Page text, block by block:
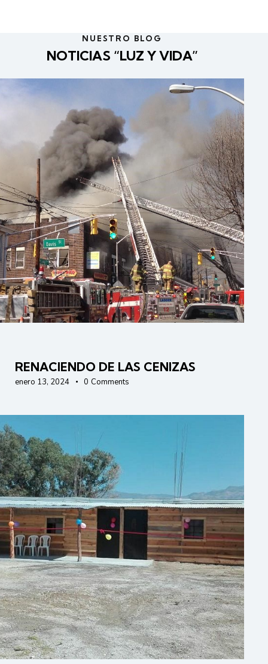
NUESTRO BLOG
NOTICIAS “LUZ Y VIDA”
RENACIENDO DE LAS CENIZAS
enero 13, 2024 0 Comments